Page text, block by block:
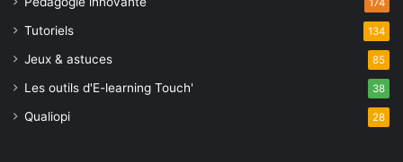
174
Tutoriels 134
Jeux & astuces 85
Les outils d'E-learning Touch' 38
Qualiopi 28